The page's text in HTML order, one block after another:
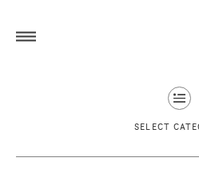
SELECT